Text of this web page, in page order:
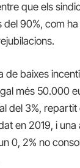
que els
90%, com
de baixes
més 50.000
del 3%,
en 2019, i una
0, 2% no